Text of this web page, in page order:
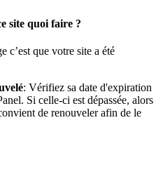
site quoi faire ?
c’est que votre site a été
: Vérifiez sa date d'expiration
Si celle-ci est dépassée, alors
de renouveler afin de le